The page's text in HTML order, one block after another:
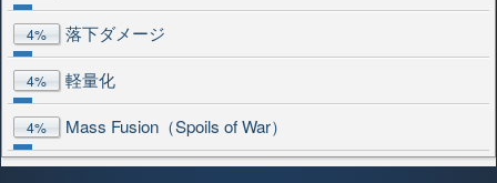
4% 落下ダメージ
4% 軽量化
4% Mass Fusion（Spoils of War）